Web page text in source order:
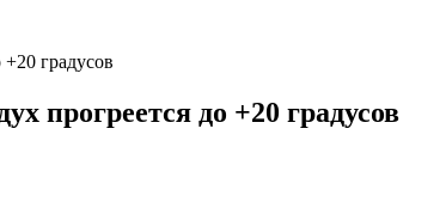
градусов
прогреется до +20 градусов